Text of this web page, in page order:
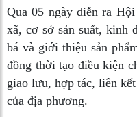
Qua 05 ngày diễn ra
xã, cơ sở sản suất, kinh
bá và giới thiệu sản
đồng thời tạo điều kiện
giao lưu, hợp tác, liên
của địa phương.